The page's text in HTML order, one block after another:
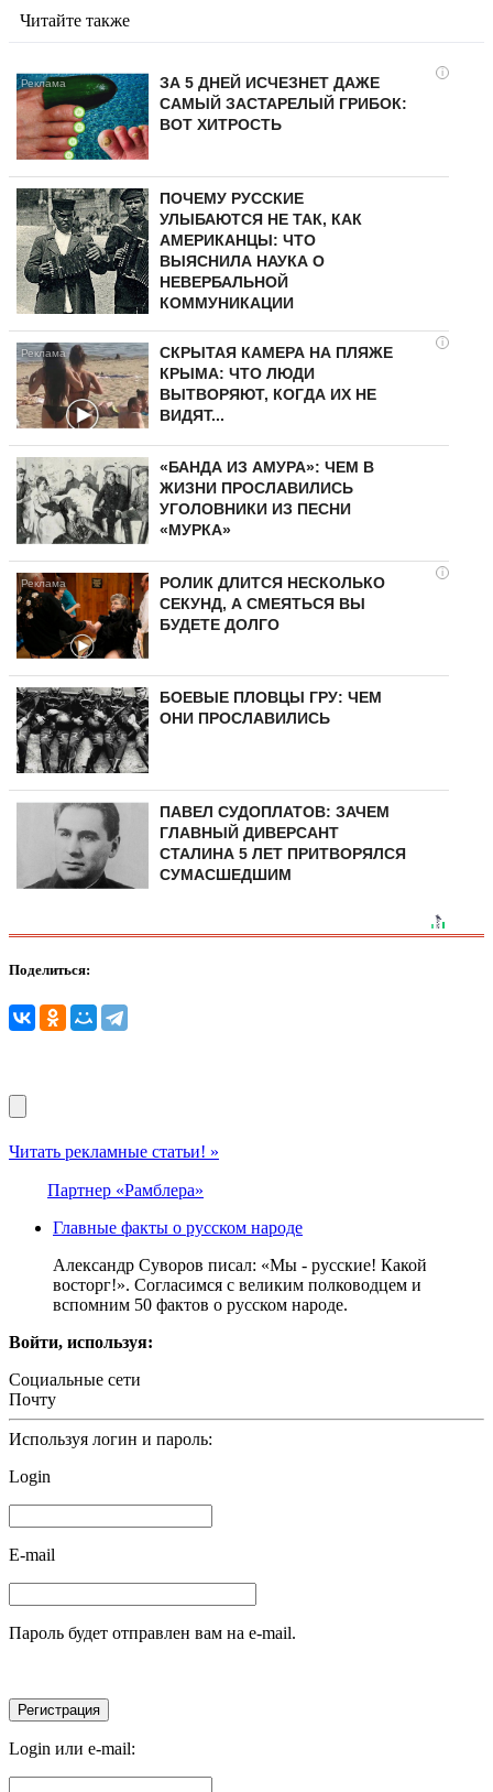
Читайте также
i
ЗА 5 ДНЕЙ ИСЧЕЗНЕТ ДАЖЕ
САМЫЙ ЗАСТАРЕЛЫЙ ГРИБОК:
ВОТ ХИТРОСТЬ
ПОЧЕМУ РУССКИЕ
УЛЫБАЮТСЯ НЕ ТАК, КАК
АМЕРИКАНЦЫ: ЧТО
ВЫЯСНИЛА НАУКА О
НЕВЕРБАЛЬНОЙ
КОММУНИКАЦИИ
i
СКРЫТАЯ КАМЕРА НА ПЛЯЖЕ
КРЫМА: ЧТО ЛЮДИ
ВЫТВОРЯЮТ, КОГДА ИХ НЕ
ВИДЯТ...
«БАНДА ИЗ АМУРА»: ЧЕМ В
ЖИЗНИ ПРОСЛАВИЛИСЬ
УГОЛОВНИКИ ИЗ ПЕСНИ
«МУРКА»
i
РОЛИК ДЛИТСЯ НЕСКОЛЬКО
СЕКУНД, А СМЕЯТЬСЯ ВЫ
БУДЕТЕ ДОЛГО
БОЕВЫЕ ПЛОВЦЫ ГРУ: ЧЕМ
ОНИ ПРОСЛАВИЛИСЬ
ПАВЕЛ СУДОПЛАТОВ: ЗАЧЕМ
ГЛАВНЫЙ ДИВЕРСАНТ
СТАЛИНА 5 ЛЕТ ПРИТВОРЯЛСЯ
СУМАСШЕДШИМ
Поделиться:
Читать рекламные статьи! »
Партнер «Рамблера»
Главные факты о русском народе
Александр Суворов писал: «Мы - русские! Какой
восторг!». Согласимся с великим полководцем и
вспомним 50 фактов о русском народе.
Войти, используя:
Социальные сети
Почту
Используя логин и пароль:
Login
E-mail
Пароль будет отправлен вам на e-mail.
Login или e-mail: